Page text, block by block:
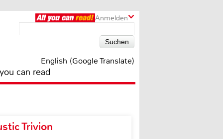
Anmelden
English (Google Translate)
can read
Trivion